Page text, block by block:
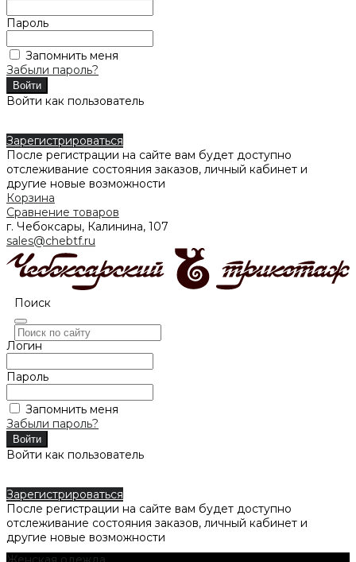
Пароль
Запомнить меня
Забыли пароль?
Войти как пользователь
Зарегистрироваться
После регистрации на сайте вам будет доступно
отслеживание состояния заказов, личный кабинет и
другие новые возможности
Корзина
Сравнение товаров
г. Чебоксары, Калинина, 107
sales@chebtf.ru
Поиск
Логин
Пароль
Запомнить меня
Забыли пароль?
Войти как пользователь
Зарегистрироваться
После регистрации на сайте вам будет доступно
отслеживание состояния заказов, личный кабинет и
другие новые возможности